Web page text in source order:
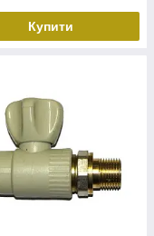
Купити